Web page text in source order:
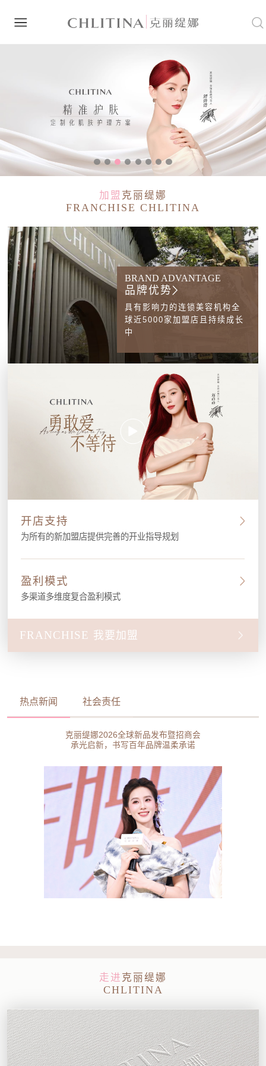
加盟 克丽缇娜
FRANCHISE CHLITINA
BRAND ADVANTAGE
品牌优势
具有影响力的连锁美容机构全
球近5000家加盟店且持续成长
中
开店支持
为所有的新加盟店提供完善的开业指导规划
盈利模式
多渠道多维度复合盈利模式
FRANCHISE 我要加盟
热点新闻 社会责任
克丽缇娜2026全球新品发布暨招商会
承光启新，书写百年品牌温柔承诺
走进 克丽缇娜
CHLITINA